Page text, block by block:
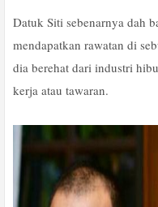
Datuk Siti sebenarnya dah
mendapatkan rawatan di
dia berehat dari industri
kerja atau tawaran.